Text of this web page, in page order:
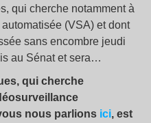
qui cherche notamment à
(VSA) et dont
sans encombre jeudi
au Sénat et sera…
qui cherche
nous parlions ici, est